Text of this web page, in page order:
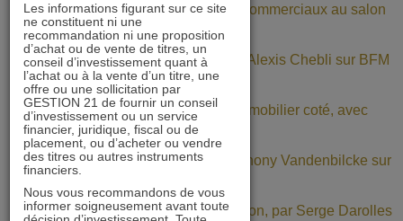
notre
IMMOBILIER
Retrouvez nos gérants et commerciaux au salon
Patrimonia (stand A11)
BNP Paribas : interview d’Alexis Chebli sur BFM
Bourse
Décote persistante sur l’immobilier coté, avec
Daniel Tondu
Mercialys : interview d’Anthony Vandenbilcke sur
BFM Bourse
La Value dans une allocation, par Serge Darolles
Les informations figurant sur ce site
ne constituent ni une
recommandation ni une proposition
d’achat ou de vente de titres, un
conseil d’investissement quant à
l’achat ou à la vente d’un titre, une
offre ou une sollicitation par
GESTION 21 de fournir un conseil
d’investissement ou un service
financier, juridique, fiscal ou de
placement, ou d’acheter ou vendre
des titres ou autres instruments
financiers.
Nous vous recommandons de vous
informer soigneusement avant toute